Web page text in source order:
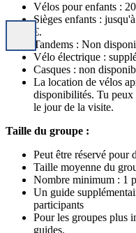
Vélos pour enfants :
Sièges enfants :
€.
Tandems : Non
Vélo électrique :
Casques : non
La location de vélos
disponibilités. Tu peux
le jour de la visite.
Taille du groupe :
Peut être réservé pour
Taille moyenne du
Nombre minimum : 1
Un guide
participants
Pour les groupes plus
guides.